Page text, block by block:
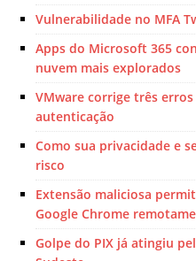
Vulnerabilidade no MFA
Apps do Microsoft 365
nuvem mais explorados
VMware corrige três
autenticação
Como sua privacidade e
risco
Extensão maliciosa
Google Chrome
Golpe do PIX já atingiu